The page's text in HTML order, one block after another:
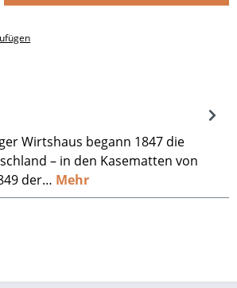
Wirtshaus begann 1847 die
– in den Kasematten von
der… Mehr